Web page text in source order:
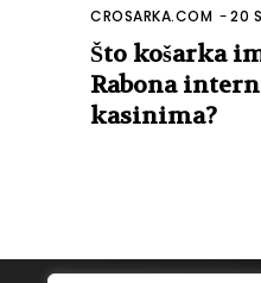
CROSARKA.COM -20
Što košarka
Rabona
kasinima?